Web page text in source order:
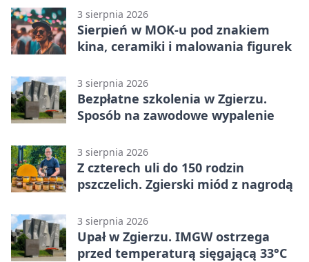
3 sierpnia 2026
Sierpień w MOK-u pod znakiem
kina, ceramiki i malowania figurek
3 sierpnia 2026
Bezpłatne szkolenia w Zgierzu.
Sposób na zawodowe wypalenie
3 sierpnia 2026
Z czterech uli do 150 rodzin
pszczelich. Zgierski miód z nagrodą
3 sierpnia 2026
Upał w Zgierzu. IMGW ostrzega
przed temperaturą sięgającą 33°C